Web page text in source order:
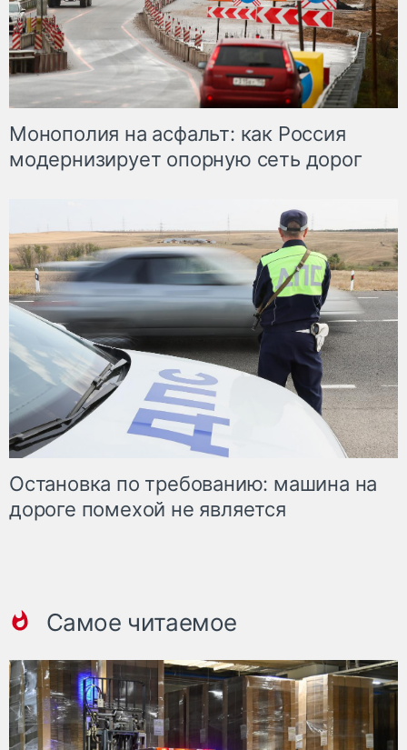
Монополия на асфальт: как Россия
модернизирует опорную сеть дорог
Остановка по требованию: машина на
дороге помехой не является
Самое читаемое